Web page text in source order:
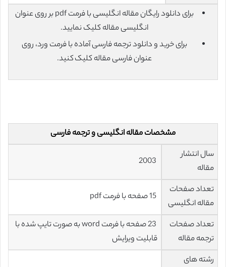
برای دانلود رایگان مقاله انگلیسی با فرمت pdf بر روی عنوان
انگلیسی مقاله کلیک نمایید.
برای خرید و دانلود ترجمه فارسی آماده با فرمت ورد، روی
عنوان فارسی مقاله کلیک کنید.
مشخصات مقاله انگلیسی و ترجمه فارسی
سال انتشار
مقاله
تعداد صفحات
مقاله انگلیسی
تعداد صفحات
ترجمه مقاله
23 صفحه با فرمت word به صورت تایپ شده با
قابلیت ویرایش
رشته های